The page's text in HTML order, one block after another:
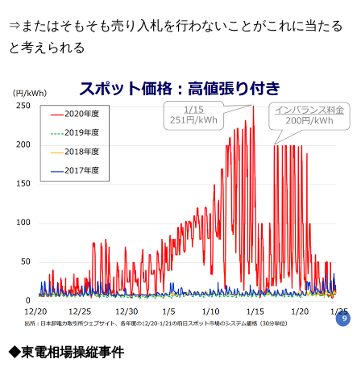
⇒またはそもそも売り入札を行わないことがこれに当たる
と考えられる
◆東電相場操縦事件